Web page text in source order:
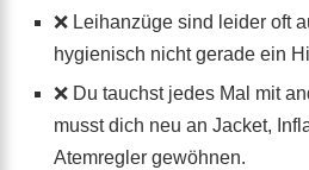
❌ Leihanzüge sind leider oft
hygienisch nicht gerade ein
❌ Du tauchst jedes Mal mit
musst dich neu an Jacket,
Atemregler gewöhnen.